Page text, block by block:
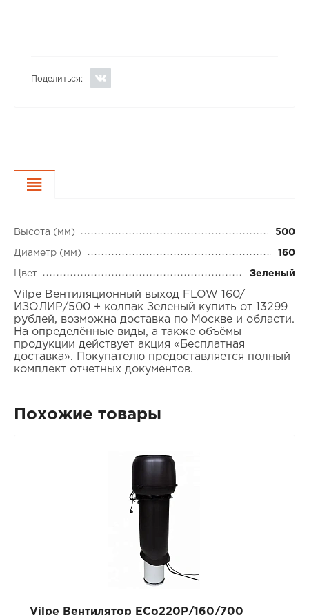
Поделиться:
Высота (мм) 500
Диаметр (мм) 160
Цвет Зеленый
Vilpe Вентиляционный выход FLOW 160/
ИЗОЛИР/500 + колпак Зеленый купить от 13299
рублей, возможна доставка по Москве и области.
На определённые виды, а также объёмы
продукции действует акция «Бесплатная
доставка». Покупателю предоставляется полный
комплект отчетных документов.
Похожие товары
Vilpe Вентилятор ECo220Р/160/700